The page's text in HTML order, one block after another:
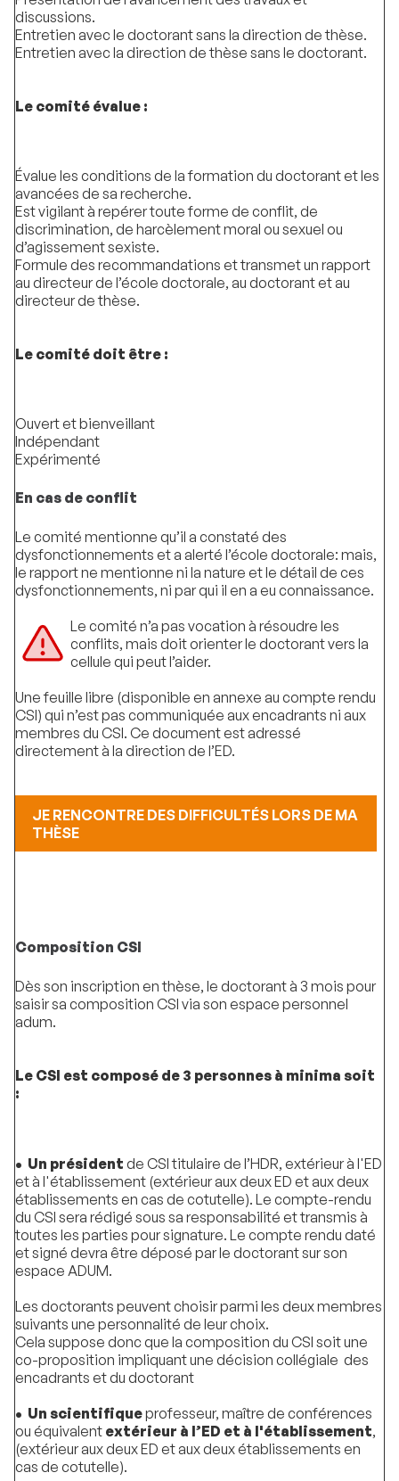
discussions.
Entretien avec le doctorant sans la direction de thèse.
Entretien avec la direction de thèse sans le doctorant.
Le comité évalue :
Évalue les conditions de la formation du doctorant et les
avancées de sa recherche.
Est vigilant à repérer toute forme de conflit, de
discrimination, de harcèlement moral ou sexuel ou
d’agissement sexiste.
Formule des recommandations et transmet un rapport
au directeur de l’école doctorale, au doctorant et au
directeur de thèse.
Le comité doit être :
Ouvert et bienveillant
Indépendant
Expérimenté
En cas de conflit
Le comité mentionne qu’il a constaté des
dysfonctionnements et a alerté l’école doctorale: mais,
le rapport ne mentionne ni la nature et le détail de ces
dysfonctionnements, ni par qui il en a eu connaissance.
Le comité n’a pas vocation à résoudre les
conflits, mais doit orienter le doctorant vers la
cellule qui peut l’aider.
Une feuille libre (disponible en annexe au compte rendu
CSI) qui n’est pas communiquée aux encadrants ni aux
membres du CSI. Ce document est adressé
directement à la direction de l’ED.
JE RENCONTRE DES DIFFICULTÉS LORS DE MA
THÈSE
Composition CSI
Dès son inscription en thèse, le doctorant à 3 mois pour
saisir sa composition CSI via son espace personnel
adum.
Le CSI est composé de 3 personnes à minima soit
:
• Un président de CSI titulaire de l’HDR, extérieur à l'ED
et à l'établissement (extérieur aux deux ED et aux deux
établissements en cas de cotutelle). Le compte-rendu
du CSI sera rédigé sous sa responsabilité et transmis à
toutes les parties pour signature. Le compte rendu daté
et signé devra être déposé par le doctorant sur son
espace ADUM.
Les doctorants peuvent choisir parmi les deux membres
suivants une personnalité de leur choix.
Cela suppose donc que la composition du CSI soit une
co-proposition impliquant une décision collégiale des
encadrants et du doctorant
• Un scientifiqueprofesseur, maître de conférences
ou équivalent extérieur à l’ED et à l'établissement,
(extérieur aux deux ED et aux deux établissements en
cas de cotutelle).